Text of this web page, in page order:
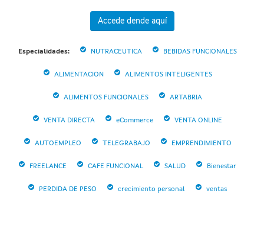
Accede dende aquí
Especialidades: NUTRACEUTICA BEBIDAS FUNCIONALES
ALIMENTACION ALIMENTOS INTELIGENTES
ALIMENTOS FUNCIONALES ARTABRIA
VENTA DIRECTA eCommerce VENTA ONLINE
AUTOEMPLEO TELEGRABAJO EMPRENDIMIENTO
FREELANCE CAFE FUNCIONAL SALUD Bienestar
PERDIDA DE PESO crecimiento personal ventas